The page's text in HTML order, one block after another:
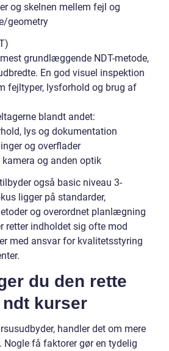
og skelnen mellem fejl og
geometry
grundlæggende NDT-metode,
En god visuel inspektion
fejltyper, lysforhold og brug af
blandt andet:
lys og dokumentation
og overflader
og anden optik
også basic niveau 3-
ligger på standarder,
og overordnet planlægning
retter indholdet sig ofte mod
med ansvar for kvalitetsstyring
du den rette
kurser
handler det om mere
Nogle få faktorer gør en tydelig